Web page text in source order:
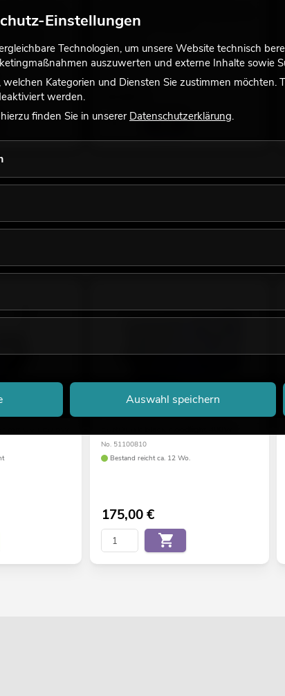
viele Versionen erhältlich
Bestand reicht ca. 12 Wo.
No. 51100810
Bestand reicht ca. 12 Wo.
175,00€
Einstellungen
Technologien, um unsere Website technisch
auszuwerten und externe Inhalte sowie
Kategorien und Diensten Sie zustimmen möchten.
werden.
finden Sie in unserer Datenschutzerklärung.
Auswahl speichern